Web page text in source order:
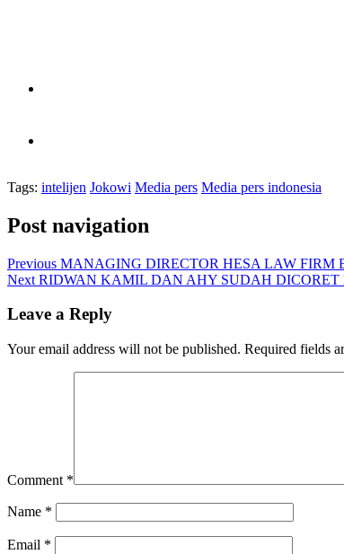
Tags: intelijen Jokowi Media pers Media pers indonesia
Post navigation
Previous MANAGING DIRECTOR HESA LAW FIRM
Next RIDWAN KAMIL DAN AHY SUDAH
Leave a Reply
Your email address will not be published. Required fields
Comment *
Name *
Email *